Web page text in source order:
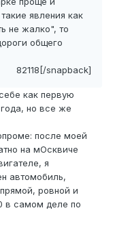
явления как
не жалко", то
общего
82118[/snapback]
как первую
но все же
после моей
на мОсквиче
я
автомобиль,
ровной и
в самом деле по